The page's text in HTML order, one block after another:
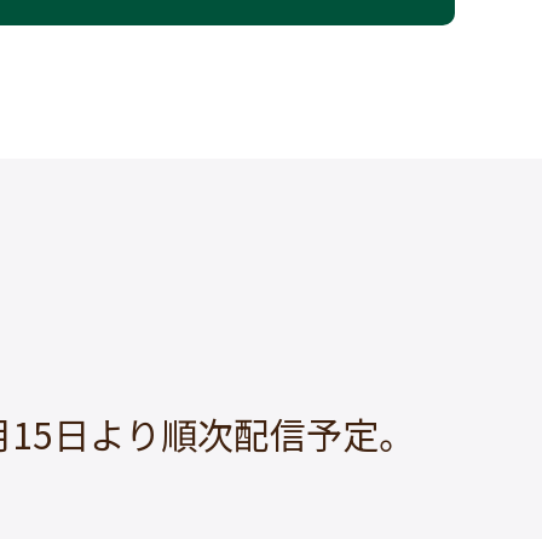
日より順次配信予定。